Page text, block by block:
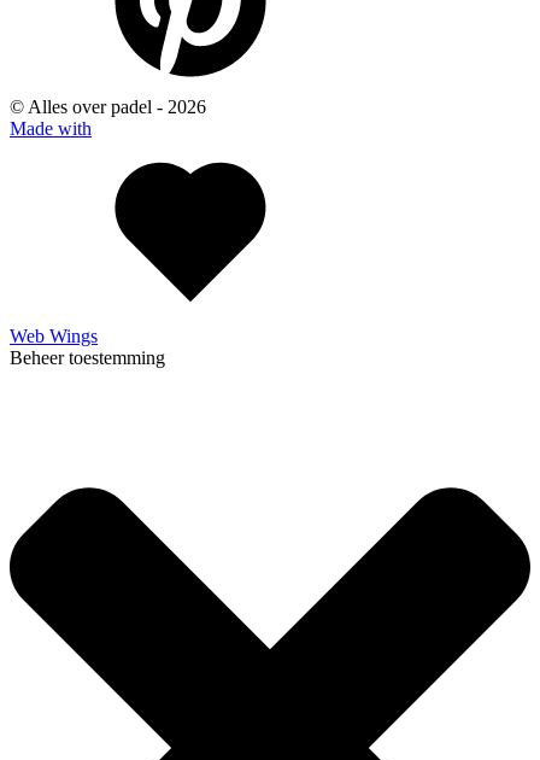
© Alles over padel - 2026
Made with
Web Wings
Beheer toestemming